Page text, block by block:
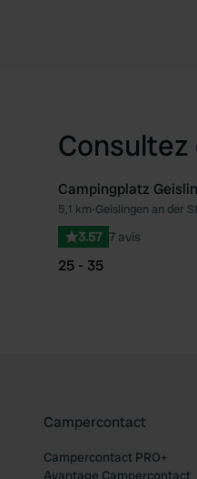
Consultez
Campingplatz
5,1 km•Geislingen an der
3.57 7 avis
25 - 35
Campercontact
Campercontact PRO+
Avantage Campercontact